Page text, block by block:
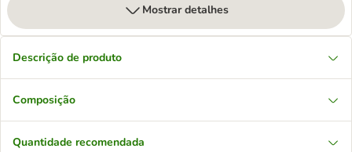
Mostrar detalhes
Descrição de produto
Composição
Quantidade recomendada